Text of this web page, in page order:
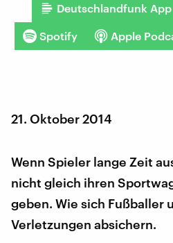
Deutschlandfunk App
Spotify Apple
21. Oktober 2014
Wenn Spieler lange Zeit
nicht gleich ihren
geben. Wie sich Fußballer
Verletzungen absichern.